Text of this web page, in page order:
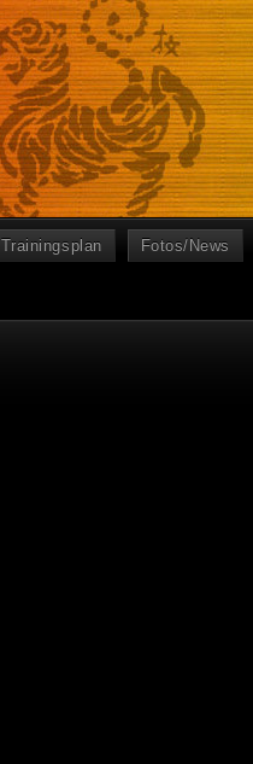
Trainingsplan Fotos/News